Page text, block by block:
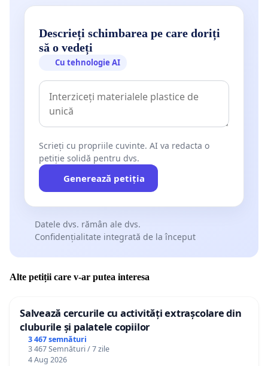
Descrieți schimbarea pe care doriți
să o vedeți
Cu tehnologie AI
Scrieți cu propriile cuvinte. AI va redacta o
petiție solidă pentru dvs.
Generează petiția
Datele dvs. rămân ale dvs.
Confidențialitate integrată de la început
Alte petiții care v-ar putea interesa
Salvează cercurile cu activități extrașcolare din
cluburile și palatele copiilor
3 467 semnături
3 467 Semnături / 7 zile
4 Aug 2026